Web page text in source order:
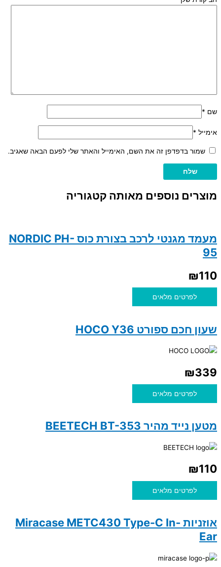
שם *
אימייל *
שמור בדפדפן זה את השם, האימייל והאתר שלי לפעם הבאה שאגיב.
מוצרים נוספים מאותה קטגוריה
מעמד מגנטי לרכב בצורת כוס NORDIC PH-
95
₪110
לפרטים מלאים
שעון חכם ספורט HOCO Y36
₪339
לפרטים מלאים
מטען נייד מהיר BEETECH BT-353
₪110
לפרטים מלאים
אוזניות Miracase METC430 Type-C In-
Ear